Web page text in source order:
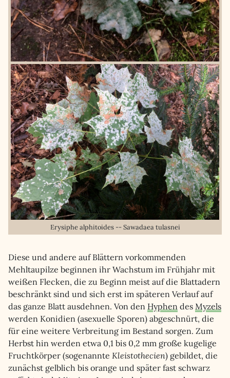
Erysiphe alphitoides -- Sawadaea tulasnei
Diese und andere auf Blättern vorkommenden
Mehltaupilze beginnen ihr Wachstum im Frühjahr mit
weißen Flecken, die zu Beginn meist auf die Blattadern
beschränkt sind und sich erst im späteren Verlauf auf
das ganze Blatt ausdehnen. Von den Hyphen des Myzels
werden Konidien (asexuelle Sporen) abgeschnürt, die
für eine weitere Verbreitung im Bestand sorgen. Zum
Herbst hin werden etwa 0,1 bis 0,2 mm große kugelige
Fruchtkörper (sogenannte Kleistothecien) gebildet, die
zunächst gelblich bis orange und später fast schwarz